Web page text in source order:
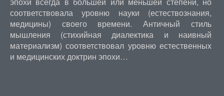
соответствовала уровню науки (естествознания,
медицины) своего времени. Античный стиль
мышления (стихийная диалектика и наивный
материализм) соответствовал уровню естественных
и медицинских доктрин эпохи…